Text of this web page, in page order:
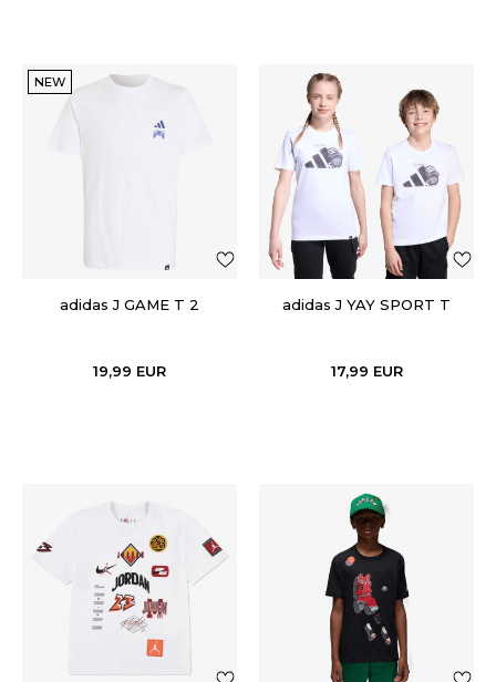
NEW
adidas J GAME T 2
19,99 EUR
adidas J YAY SPORT T
17,99 EUR